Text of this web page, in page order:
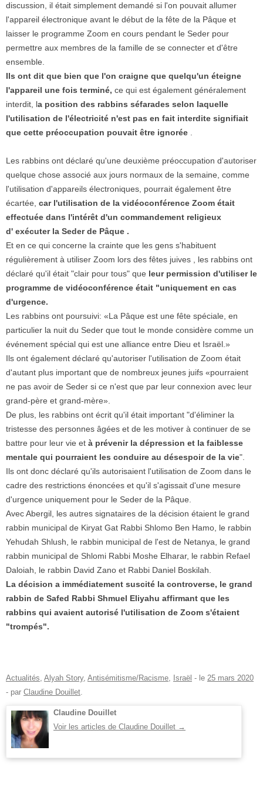
discussion, il était simplement demandé si l'on pouvait allumer
l'appareil électronique avant le début de la fête de la Pâque et
laisser le programme Zoom en cours pendant le Seder pour
permettre aux membres de la famille de se connecter et d'être
ensemble.
Ils ont dit que bien que l'on craigne que quelqu'un éteigne
l'appareil une fois terminé, ce qui est également généralement
interdit, la position des rabbins séfarades selon laquelle
l'utilisation de l'électricité n'est pas en fait interdite signifiait
que cette préoccupation pouvait être ignorée
Les rabbins ont déclaré qu'une deuxième préoccupation d'autoriser
quelque chose associé aux jours normaux de la semaine, comme
l'utilisation d'appareils électroniques, pourrait également être
écartée, car l'utilisation de la vidéoconférence Zoom était
effectuée dans l'intérêt d'un commandement religieux
d' exécuter la Seder de Pâque .
Et en ce qui concerne la crainte que les gens s'habituent
régulièrement à utiliser Zoom lors des fêtes juives , les rabbins ont
déclaré qu'il était "clair pour tous" que leur permission d'utiliser le
programme de vidéoconférence était "uniquement en cas
d'urgence.
Les rabbins ont poursuivi: «La Pâque est une fête spéciale, en
particulier la nuit du Seder que tout le monde considère comme un
événement spécial qui est une alliance entre Dieu et Israël.»
Ils ont également déclaré qu'autoriser l'utilisation de Zoom était
d'autant plus important que de nombreux jeunes juifs «pourraient
ne pas avoir de Seder si ce n'est que par leur connexion avec leur
grand-père et grand-mère».
De plus, les rabbins ont écrit qu'il était important "d'éliminer la
tristesse des personnes âgées et de les motiver à continuer de se
battre pour leur vie et à prévenir la dépression et la faiblesse
mentale qui pourraient les conduire au désespoir de la vie".
Ils ont donc déclaré qu'ils autorisaient l'utilisation de Zoom dans le
cadre des restrictions énoncées et qu'il s'agissait d'une mesure
d'urgence uniquement pour le Seder de la Pâque.
Avec Abergil, les autres signataires de la décision étaient le grand
rabbin municipal de Kiryat Gat Rabbi Shlomo Ben Hamo, le rabbin
Yehudah Shlush, le rabbin municipal de l'est de Netanya, le grand
rabbin municipal de Shlomi Rabbi Moshe Elharar, le rabbin Refael
Daloiah, le rabbin David Zano et Rabbi Daniel Boskilah.
La décision a immédiatement suscité la controverse, le grand
rabbin de Safed Rabbi Shmuel Eliyahu affirmant que les
rabbins qui avaient autorisé l'utilisation de Zoom s'étaient
"trompés".
Actualités, Alyah Story, Antisémitisme/Racisme, Israël - le 25 mars 2020
- par Claudine Douillet.
Claudine Douillet
Voir les articles de Claudine Douillet →